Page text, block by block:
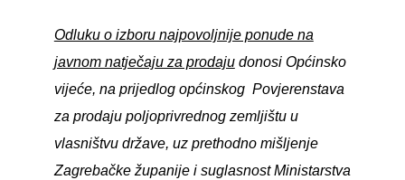
Odluku o izboru najpovoljnije ponude na
javnom natječaju za prodajudonosi Općinsko
vijeće, na prijedlog općinskog Povjerenstava
za prodaju poljoprivrednog zemljištu u
vlasništvu države, uz prethodno mišljenje
Zagrebačke županije i suglasnost Ministarstva